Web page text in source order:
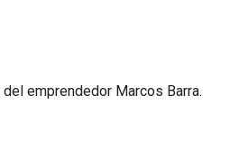
emprendedor Marcos Barra.